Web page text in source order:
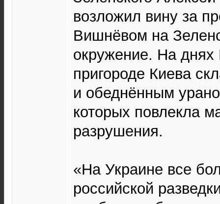
возложил вину за
Вишнёвом на
окружение. На
пригороде Киева
и обеднённым
которых повлекла
разрушения.
«На Украине все
российской